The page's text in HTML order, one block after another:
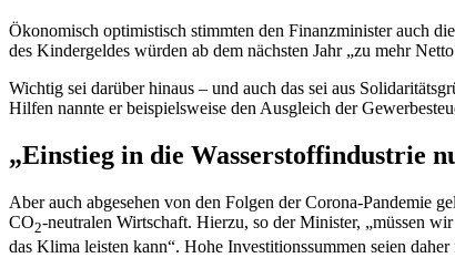
Ökonomisch optimistisch stimmten den Finanzminister auch
des Kindergeldes würden ab dem nächsten Jahr „zu mehr
Wichtig sei darüber hinaus – und auch das sei aus
Hilfen nannte er beispielsweise den Ausgleich der
„Einstieg in die Wasserstoffindustrie
Aber auch abgesehen von den Folgen der Corona-Pandemie
CO2-neutralen Wirtschaft. Hierzu, so der Minister, „müssen
das Klima leisten kann“. Hohe Investitionssummen seien